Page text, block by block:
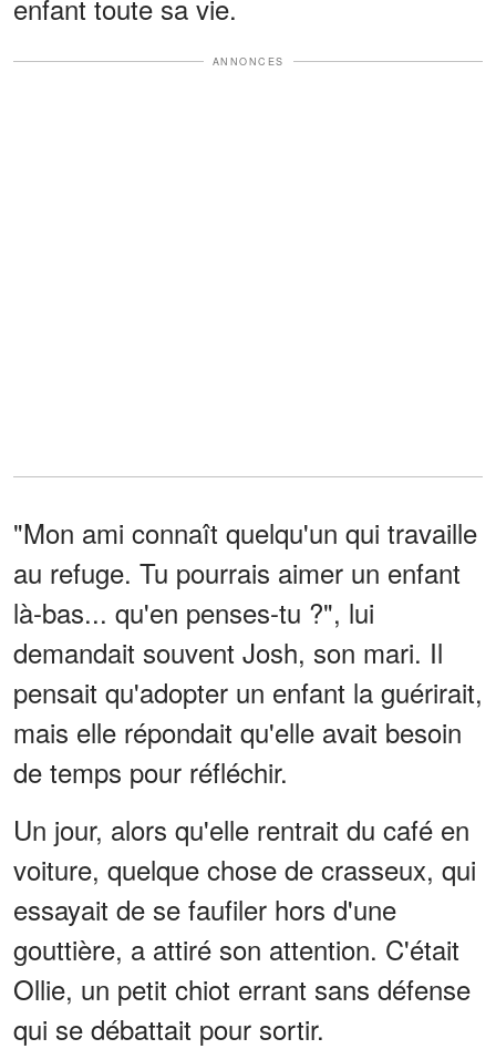
enfant toute sa vie.
ANNONCES
"Mon ami connaît quelqu'un qui travaille
au refuge. Tu pourrais aimer un enfant
là-bas... qu'en penses-tu ?", lui
demandait souvent Josh, son mari. Il
pensait qu'adopter un enfant la guérirait,
mais elle répondait qu'elle avait besoin
de temps pour réfléchir.
Un jour, alors qu'elle rentrait du café en
voiture, quelque chose de crasseux, qui
essayait de se faufiler hors d'une
gouttière, a attiré son attention. C'était
Ollie, un petit chiot errant sans défense
qui se débattait pour sortir.